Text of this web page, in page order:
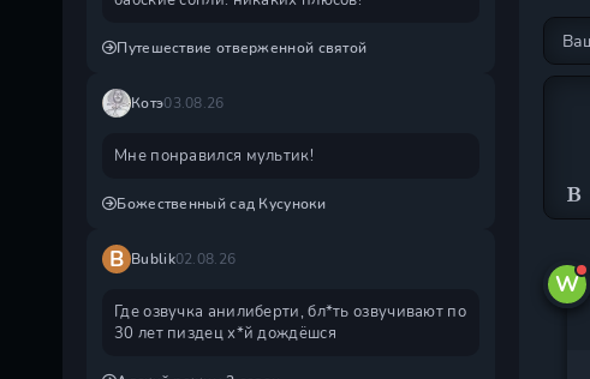
W
Путешествие отверженной святой
Котэ03.08.26
Мне понравился мультик!
Божественный сад Кусуноки
B Bublik02.08.26
Где озвучка анилиберти, бл*ть озвучивают по
30 лет пиздец х*й дождëшся